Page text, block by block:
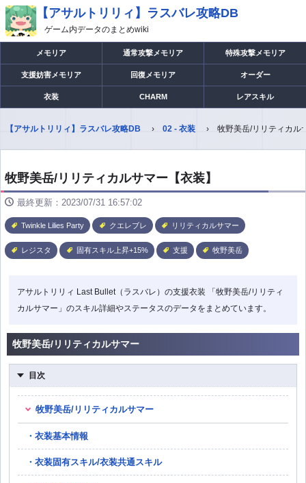
【アサルトリリィ】ラスバレ攻略DB
ゲーム内データのまとめwiki
メモリア 通常攻撃メモリア 特殊攻撃メモリア
支援妨害メモリア 回復メモリア オーダー
衣装 CHARM レアスキル
【アサルトリリィ】ラスバレ攻略DB 02 - 衣装 牧野美岳/リリティカル
牧野美岳/リリティカルサマー【衣装】
最終更新：2023/07/31 16:57:02
Twinkle Lilies Party クエレブレ リリティカルサマー
レジスタ 固有スキル上昇+15% 支援 牧野美岳
アサルトリリィ Last Bullet（ラスバレ）の支援衣装 「牧野美岳/リリティ
カルサマー」のスキル詳細やステータスのデータをまとめています。
牧野美岳/リリティカルサマー
目次
牧野美岳/リリティカルサマー
衣装基本情報
衣装固有スキル/衣装共通スキル